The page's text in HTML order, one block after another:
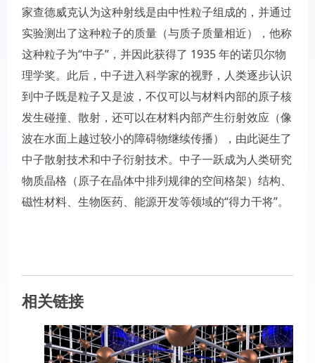
家查德威克认为这种射线是由中性粒子组成的，并通过
实验测出了这种粒子的质量（与质子质量相近），他称
这种粒子为“中子”，并因此获得了 1935 年的诺贝尔物
理学奖。此后，中子进入科学家的视野，人类逐步认识
到中子既是粒子又是波，不仅可以与材料内部的原子核
发生碰撞、散射，还可以在材料内部产生衍射效应（像
波在水面上越过较小的障碍物继续传播），由此诞生了
中子散射技术和中子衍射技术。中子一跃成为人类研究
物质晶格（原子在晶体中排列规律的空间格架）结构、
磁性材料、生物医药、能源开发等领域的“得力干将”。
相关链接